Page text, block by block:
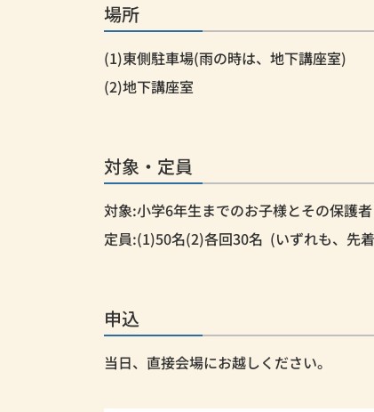
場所
(1)東側駐車場(雨の時は、地下講座室)
(2)地下講座室
対象・定員
対象:小学6年生までのお子様とその保護者
定員:(1)50名(2)各回30名 (いずれも、先
申込
当日、直接会場にお越しください。